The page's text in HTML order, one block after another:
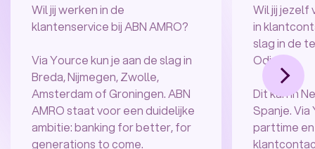
Wil jij werken in de
klantenservice bij ABN AMRO?
Via Yource kun je aan de slag in
Breda, Nijmegen, Zwolle,
Amsterdam of Groningen. ABN
AMRO staat voor een duidelijke
ambitie: banking for better, for
generations to come.
Wil jij
in
slag in de
Odido.
Dit kan in
Spanje.
parttime